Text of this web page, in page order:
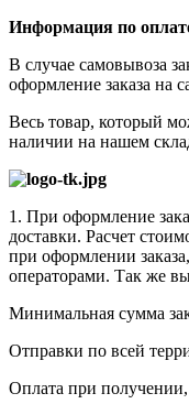
Информация по
В случае самовывоза
оформление заказа на
Весь товар, который
наличии на нашем
1. При оформление
доставки. Расчет
при оформлении
операторами. Так же
Минимальная сумма
Отправки по всей
Оплата при